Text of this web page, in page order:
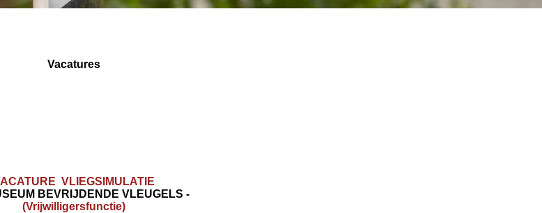
Vacatures
VLIEGSIMULATIE
BEVRIJDENDE VLEUGELS -
(Vrijwilligersfunctie)